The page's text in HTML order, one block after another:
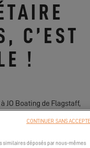
C’EST
!
JO Boating de Flagstaff,
déposés par nous-mêmes
CONTINUER SANS